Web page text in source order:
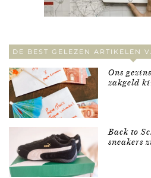
DE BEST GELEZEN ARTIKELEN
Ons
zakgeld
Back to
sneakers